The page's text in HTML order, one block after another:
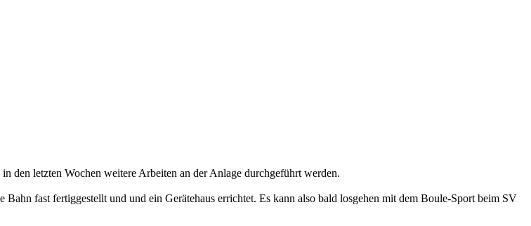
den letzten Wochen weitere Arbeiten an der Anlage durchgeführt werden.
fast fertiggestellt und und ein Gerätehaus errichtet. Es kann also bald losgehen mit dem Boule-Sport beim SV